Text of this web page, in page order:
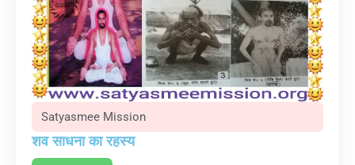
Satyasmee Mission
शव साधना का रहस्य